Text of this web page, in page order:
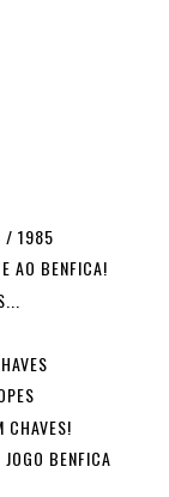
/ 1985
AO BENFICA!
CHAVES!
BENFICA